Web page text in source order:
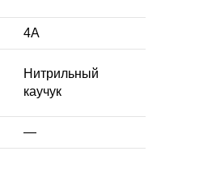
4A
Нитрильный
каучук
—